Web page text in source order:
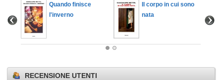
Quando finisce
l'inverno
Il corpo in cui sono
nata
RECENSIONE UTENTI